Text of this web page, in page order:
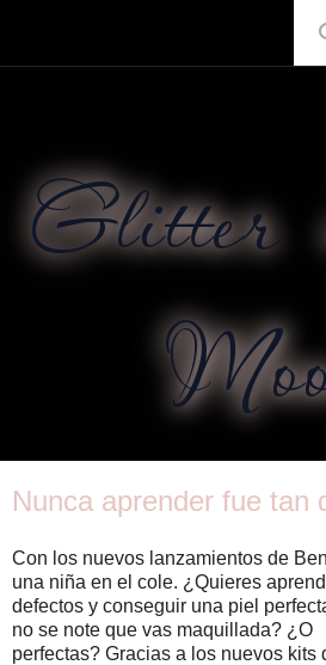
Glitter
Nunca aprender fue tan
Con los nuevos lanzamientos de
una niña en el cole. ¿Quieres
defectos y conseguir una piel
no se note que vas maquillada?
perfectas? Gracias a los nuevos kits